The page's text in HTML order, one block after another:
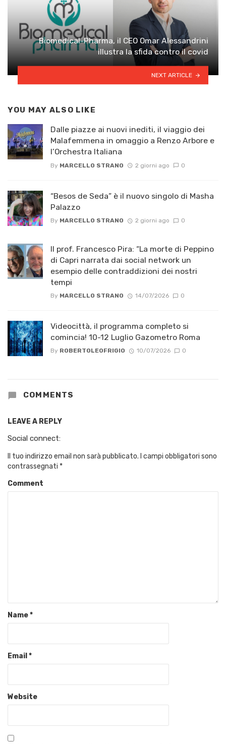
Biomedical-Pharma, il CEO Omar Alessandrini
illustra la sfida contro il covid
NEXT ARTICLE
YOU MAY ALSO LIKE
Dalle piazze ai nuovi inediti, il viaggio dei
Malafemmena in omaggio a Renzo Arbore e
l’Orchestra Italiana ​
By MARCELLO STRANO 2 giorni ago 0
“Besos de Seda” è il nuovo singolo di Masha
Palazzo
By MARCELLO STRANO 2 giorni ago 0
Il prof. Francesco Pira: “La morte di Peppino
di Capri narrata dai social network un
esempio delle contraddizioni dei nostri
tempi
By MARCELLO STRANO 14/07/2026 0
Videocittà, il programma completo si
comincia! 10-12 Luglio Gazometro Roma
By ROBERTOLEOFRIGIO 10/07/2026 0
COMMENTS
LEAVE A REPLY
Social connect:
Il tuo indirizzo email non sarà pubblicato. I campi obbligatori sono
contrassegnati *
Comment
Name*
Email *
Website